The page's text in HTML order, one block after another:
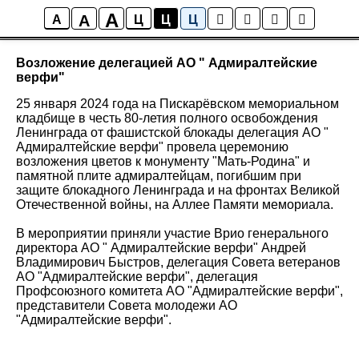
A A A Ц Ц Ц
Новости
Возложение делегацией АО " Адмиралтейские
верфи"
25 января 2024 года на Пискарёвском мемориальном
кладбище в честь 80-летия полного освобождения
Ленинграда от фашистской блокады делегация АО "
Адмиралтейские верфи" провела церемонию
возложения цветов к монументу "Мать-Родина" и
памятной плите адмиралтейцам, погибшим при
защите блокадного Ленинграда и на фронтах Великой
Отечественной войны, на Аллее Памяти мемориала.
В мероприятии приняли участие Врио генерального
директора АО " Адмиралтейские верфи" Андрей
Владимирович Быстров, делегация Совета ветеранов
АО "Адмиралтейские верфи", делегация
Профсоюзного комитета АО "Адмиралтейские верфи",
представители Совета молодежи АО
"Адмиралтейские верфи".